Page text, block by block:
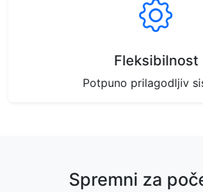
Fleksibilnost
Potpuno prilagodljiv
Spremni za